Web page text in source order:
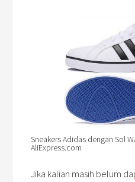
Sneakers Adidas dengan Sol
AliExpress.com
Jika kalian masih belum